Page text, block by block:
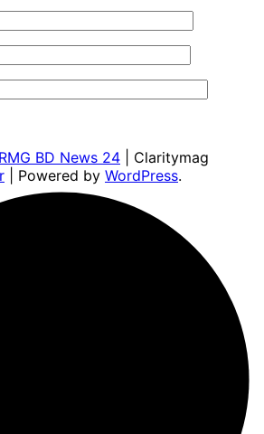
RMG BD News 24 | Claritymag
| Powered by WordPress.